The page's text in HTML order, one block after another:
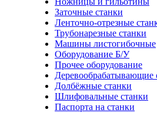
Заточные станки
Ленточно-отрезные
Трубонарезные станки
Машины листогибочные
Оборудование Б/У
Прочее оборудование
Деревообрабатывающие
Долбёжные станки
Шлифовальные станки
Паспорта на станки